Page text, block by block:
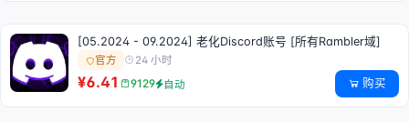
[05.2024 - 09.2024] 老化Discord账号 [所有Rambler域]
官方 24 小时
¥6.41 9129 自动 购买